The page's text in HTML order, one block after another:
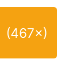
(467×)